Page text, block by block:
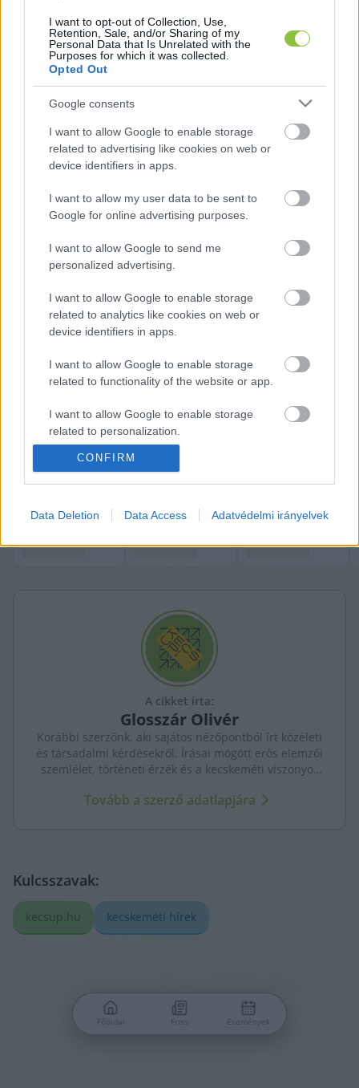
I want to opt-out of Collection, Use,
Retention, Sale, and/or Sharing of my
Personal Data that Is Unrelated with the
Purposes for which it was collected.
Opted Out
Google consents
I want to allow Google to enable storage
related to advertising like cookies on web or
device identifiers in apps.
I want to allow my user data to be sent to
Google for online advertising purposes.
I want to allow Google to send me
personalized advertising.
I want to allow Google to enable storage
related to analytics like cookies on web or
device identifiers in apps.
I want to allow Google to enable storage
related to functionality of the website or app.
I want to allow Google to enable storage
related to personalization.
I want to allow Google to enable storage
related to security, including authentication
user protection.
CONFIRM
Data Deletion Data Access Adatvédelmi irányelvek
Azon olvasóinknak, akik szeretnék jobban átlátni,
hogy mire mennyit költ az önkormányzat az
adójukból, a részükre egy interaktív felületen
mutatjuk be Kecskemét költségvetését. Erről
A másik szolgáltatásunk pedig azok részére
indulnának. Ebben a rovatunkban igyekszünk
Köszönjük a segítségét!
HIRDETÉS
KECSUP SHORTS
A cikket írta:
Glosszár Olivér
Korábbi szerzőnk, aki sajátos nézőpontból írt közéleti
és társadalmi kérdésekről. Írásai mögött erős elemzői
szemlélet, történeti érzék és a kecskeméti viszonyok
Tovább a szerző adatlapjára
Kulcsszavak:
kecsup.hu kecskeméti hírek
Főoldal Friss Események